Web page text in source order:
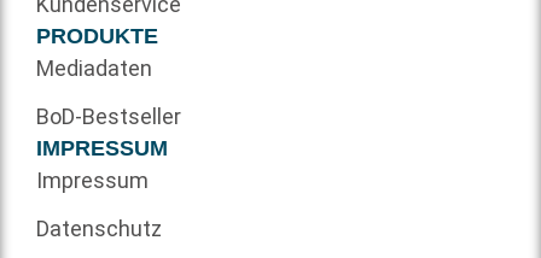
PRODUKTE
Mediadaten
BoD-Bestseller
IMPRESSUM
Impressum
Datenschutz